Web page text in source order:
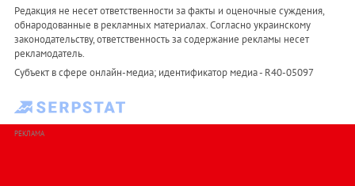
Редакция не несет ответственности за факты и оценочные суждения,
обнародованные в рекламных материалах. Согласно украинскому
законодательству, ответственность за содержание рекламы несет
рекламодатель.
Субъект в сфере онлайн-медиа; идентификатор медиа - R40-05097
РЕКЛАМА